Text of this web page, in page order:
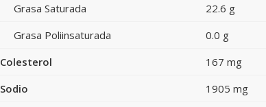
Grasa Saturada
22.6 g
Grasa Poliinsaturada
0.0 g
Colesterol
167 mg
Sodio
1905 mg